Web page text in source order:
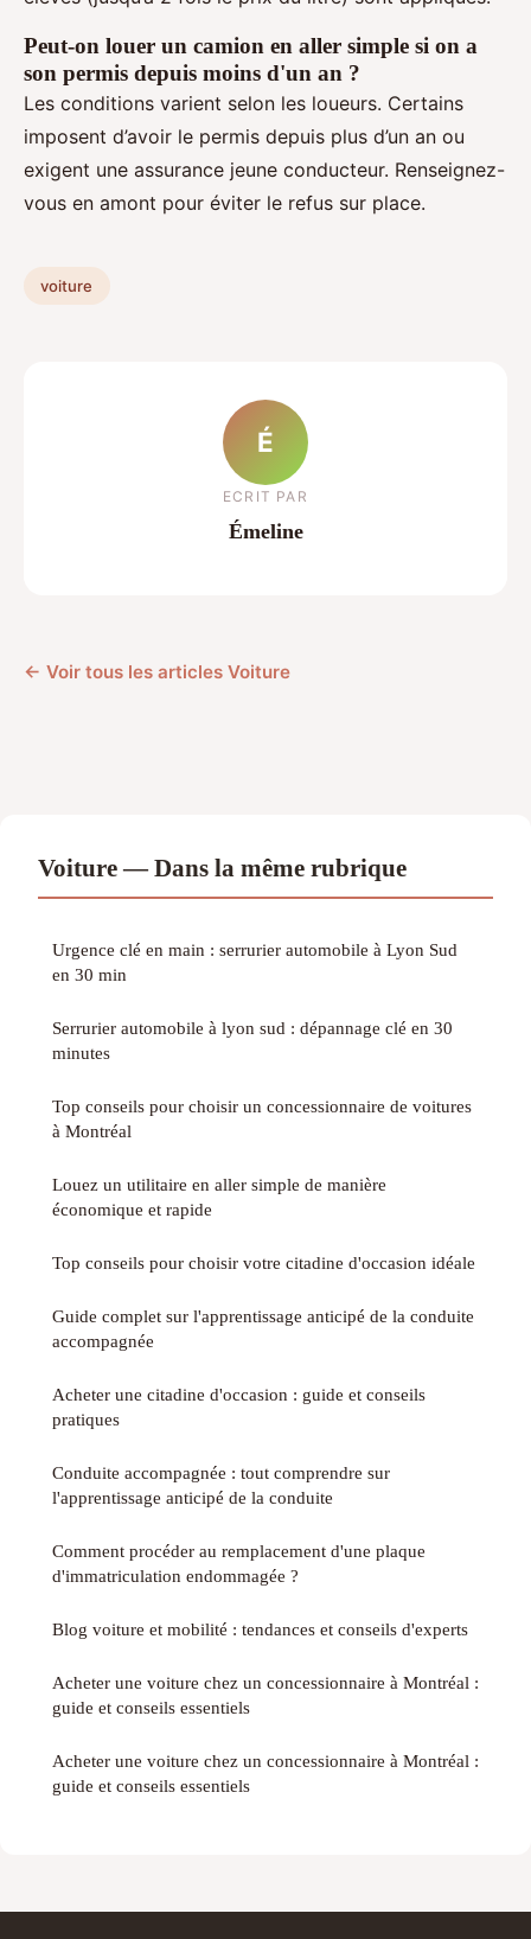
Peut-on louer un camion en aller simple si on a
son permis depuis moins d'un an ?
Les conditions varient selon les loueurs. Certains
imposent d’avoir le permis depuis plus d’un an ou
exigent une assurance jeune conducteur. Renseignez-
vous en amont pour éviter le refus sur place.
voiture
É
ECRIT PAR
Émeline
← Voir tous les articles Voiture
Voiture — Dans la même rubrique
Urgence clé en main : serrurier automobile à Lyon Sud
en 30 min
Serrurier automobile à lyon sud : dépannage clé en 30
minutes
Top conseils pour choisir un concessionnaire de voitures
à Montréal
Louez un utilitaire en aller simple de manière
économique et rapide
Top conseils pour choisir votre citadine d'occasion idéale
Guide complet sur l'apprentissage anticipé de la conduite
accompagnée
Acheter une citadine d'occasion : guide et conseils
pratiques
Conduite accompagnée : tout comprendre sur
l'apprentissage anticipé de la conduite
Comment procéder au remplacement d'une plaque
d'immatriculation endommagée ?
Blog voiture et mobilité : tendances et conseils d'experts
Acheter une voiture chez un concessionnaire à Montréal :
guide et conseils essentiels
Acheter une voiture chez un concessionnaire à Montréal :
guide et conseils essentiels